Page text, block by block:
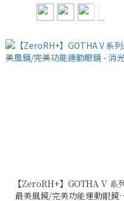
【ZeroRH+】GOTHA V 系
最美風鏡/完美功能運動眼鏡 -